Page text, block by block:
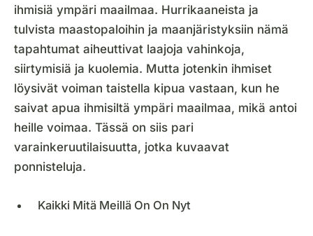
ihmisiä ympäri maailmaa. Hurrikaaneista ja
tulvista maastopaloihin ja maanjäristyksiin nämä
tapahtumat aiheuttivat laajoja vahinkoja,
siirtymisiä ja kuolemia. Mutta jotenkin ihmiset
löysivät voiman taistella kipua vastaan, kun he
saivat apua ihmisiltä ympäri maailmaa, mikä antoi
heille voimaa. Tässä on siis pari
varainkeruutilaisuutta, jotka kuvaavat
ponnisteluja.
Kaikki Mitä Meillä On On Nyt